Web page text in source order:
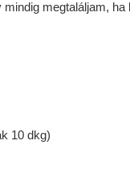
megtaláljam, ha
10 dkg)